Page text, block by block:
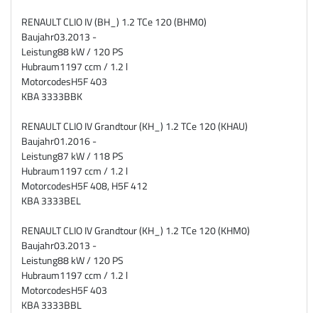
RENAULT CLIO IV (BH_) 1.2 TCe 120 (BHM0)
Baujahr03.2013 -
Leistung88 kW / 120 PS
Hubraum1197 ccm / 1.2 l
MotorcodesH5F 403
KBA3333BBK
RENAULT CLIO IV Grandtour (KH_) 1.2 TCe 120 (KHAU)
Baujahr01.2016 -
Leistung87 kW / 118 PS
Hubraum1197 ccm / 1.2 l
MotorcodesH5F 408, H5F 412
KBA3333BEL
RENAULT CLIO IV Grandtour (KH_) 1.2 TCe 120 (KHM0)
Baujahr03.2013 -
Leistung88 kW / 120 PS
Hubraum1197 ccm / 1.2 l
MotorcodesH5F 403
KBA3333BBL